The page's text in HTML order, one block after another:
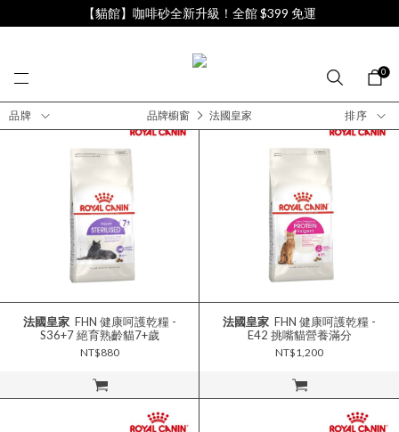
【貓館】咖啡砂全新升級！全館 $399 免運
0
品牌 排序
品牌櫥窗 法國皇家
立即購買
法國皇家
S36+7 絕育熟齡貓7+歲
NT$880
立即購買
法國皇家
E42 挑嘴貓營養滿分
NT$1,200